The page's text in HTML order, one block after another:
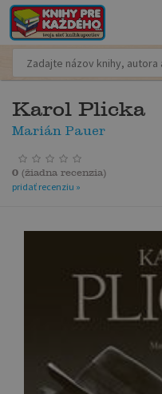
Karol Plicka
Marián Pauer
0 (žiadna recenzia)
pridať recenziu »